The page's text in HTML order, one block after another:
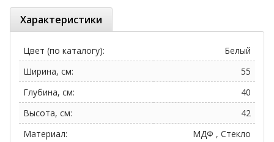
Характеристики
Цвет (по каталогу):
Белый
Ширина, см:
55
Глубина, см:
40
Высота, см:
42
Материал:
МДФ , Стекло